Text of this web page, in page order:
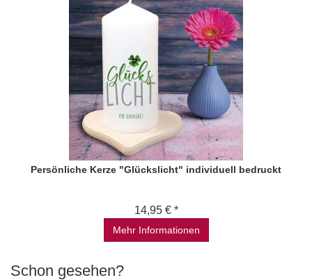
Persönliche Kerze "Glückslicht" individuell bedruckt
14,95 € *
Mehr Informationen
Schon gesehen?